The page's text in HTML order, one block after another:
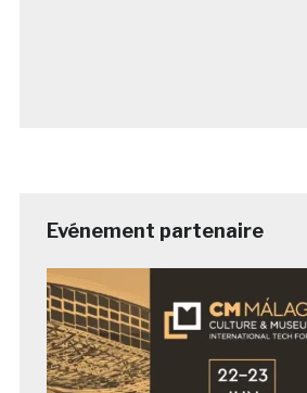
Evénement partenaire